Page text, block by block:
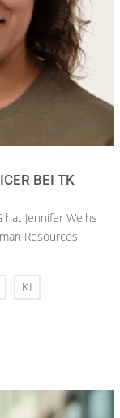
BEI TK
Jennifer Weihs
Resources
KI